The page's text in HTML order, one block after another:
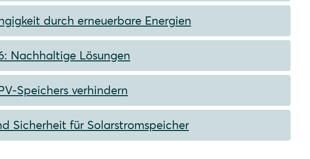
durch erneuerbare Energien
Nachhaltige Lösungen
Speichers verhindern
Sicherheit für Solarstromspeicher